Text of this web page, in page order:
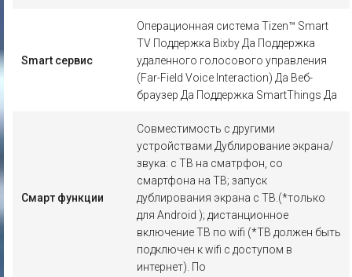
Smart сервис
Операционная система Tizen™ Smart
TV Поддержка Bixby Да Поддержка
удаленного голосового управления
(Far-Field Voice Interaction) Да Веб-
браузер Да Поддержка SmartThings Да
Смарт функции
Совместимость с другими
устройствами Дублирование экрана/
звука: с ТВ на сматрфон, со
смартфона на ТВ; запуск
дублирования экрана с ТВ.(*только
для Android ); дистанционное
включение ТВ по wifi (*ТВ должен быть
подключен к wifi с доступом в
интернет). По